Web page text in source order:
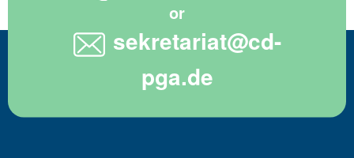
or
sekretariat@cd-
pga.de